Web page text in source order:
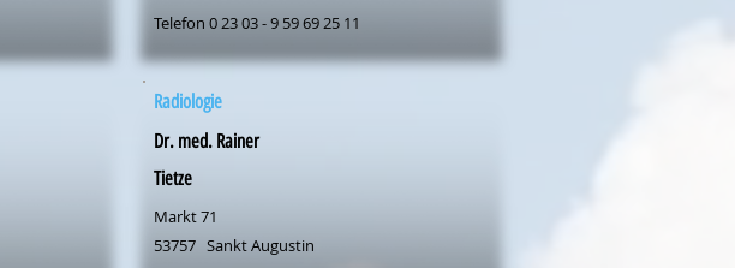
Telefon 0 23 03 - 9 59 69 25 11
Radiologie
Dr. med. Rainer
Tietze
Markt 71
53757 Sankt Augustin